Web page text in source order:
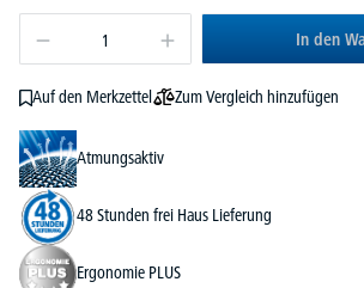
In den
Auf den Merkzettel Zum Vergleich hinzufügen
Atmungsaktiv
48 Stunden frei Haus Lieferung
Ergonomie PLUS